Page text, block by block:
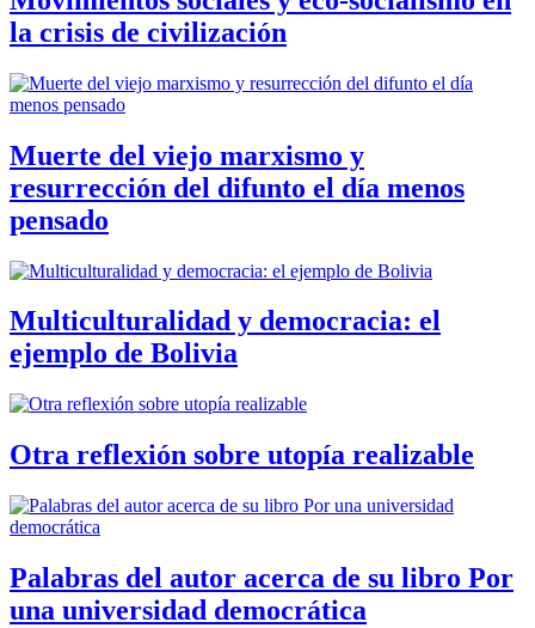
la crisis de civilización
Muerte del viejo marxismo y
resurrección del difunto el día menos
pensado
Multiculturalidad y democracia: el
ejemplo de Bolivia
Otra reflexión sobre utopía realizable
Palabras del autor acerca de su libro Por
una universidad democrática